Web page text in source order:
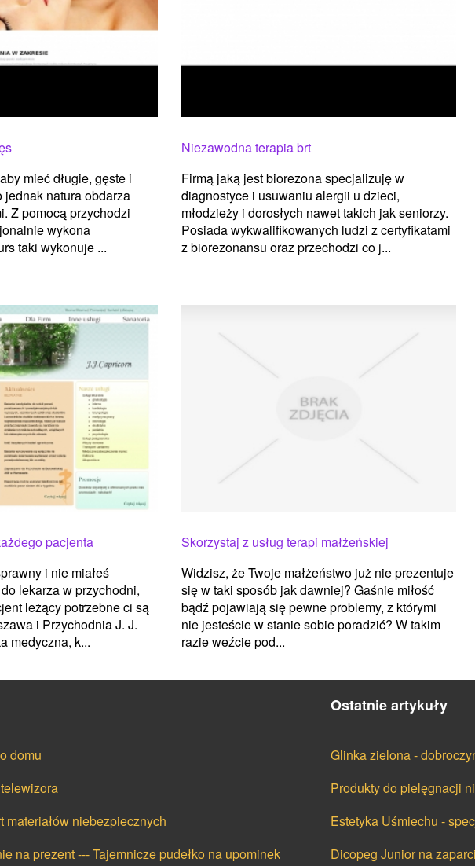
mieć długie, gęste i
jednak natura obdarza
Z pomocą przychodzi
wykona
taki wykonuje ...
Niezawodna terapia brt
Firmą jaką jest biorezona specjalizuję w
diagnostyce i usuwaniu alergii u dzieci,
młodzieży i dorosłych nawet takich jak seniorzy.
Posiada wykwalifikowanych ludzi z certyfikatami
z biorezonansu oraz przechodzi co j...
pacjenta
i nie miałeś
lekarza w przychodni,
leżący potrzebne ci są
i Przychodnia J. J.
medyczna, k...
Skorzystaj z usług terapi małżeńskiej
Widzisz, że Twoje małżeństwo już nie prezentuje
się w taki sposób jak dawniej? Gaśnie miłość
bądź pojawiają się pewne problemy, z którymi
nie jesteście w stanie sobie poradzić? W takim
razie weźcie pod...
domu
materiałów niebezpiecznych
na prezent --- Tajemnicze pudełko na upominek
Ostatnie artykuły
Glinka zielona -
Produkty do pielęgnacji
Estetyka Uśmiechu -
Dicopeg Junior na